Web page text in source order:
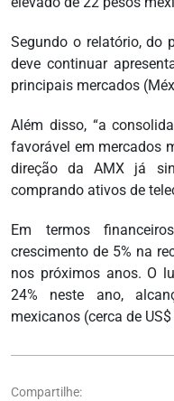
Segundo o relatório, do
deve continuar
principais mercados
Além disso, “a
favorável em mercados
direção da AMX já
comprando ativos de
Em termos
crescimento de 5% na
nos próximos anos. O
24% neste ano,
mexicanos (cerca de
Compartilhe: